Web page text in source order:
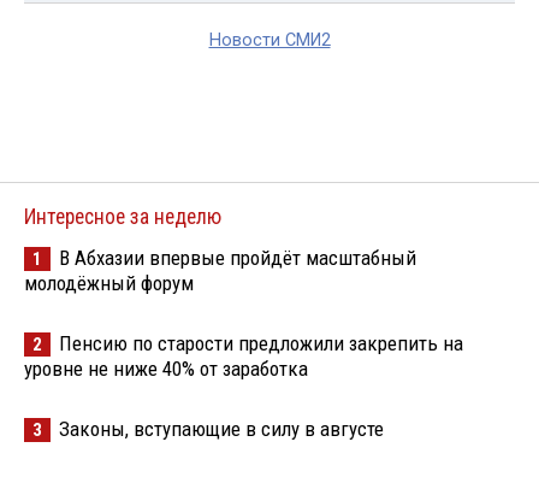
Новости СМИ2
Интересное за неделю
1
В Абхазии впервые пройдёт масштабный
молодёжный форум
2
Пенсию по старости предложили закрепить на
уровне не ниже 40% от заработка
3 Законы, вступающие в силу в августе